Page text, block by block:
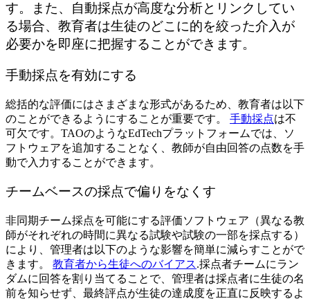
す。また、自動採点が高度な分析とリンクしてい
る場合、教育者は生徒のどこに的を絞った介入が
必要かを即座に把握することができます。
手動採点を有効にする
総括的な評価にはさまざまな形式があるため、教育者は以下
のことができるようにすることが重要です。 手動採点は不
可欠です。TAOのようなEdTechプラットフォームでは、ソ
フトウェアを追加することなく、教師が自由回答の点数を手
動で入力することができます。
チームベースの採点で偏りをなくす
非同期チーム採点を可能にする評価ソフトウェア（異なる教
師がそれぞれの時間に異なる試験や試験の一部を採点する）
により、管理者は以下のような影響を簡単に減らすことがで
きます。 教育者から生徒へのバイアス.採点者チームにラン
ダムに回答を割り当てることで、管理者は採点者に生徒の名
前を知らせず、最終評点が生徒の達成度を正直に反映するよ